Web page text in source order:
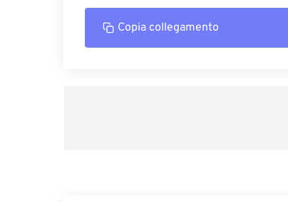
Copia collegamento